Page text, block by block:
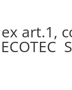
art.1,